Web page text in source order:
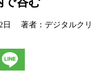
日 著者： デジタルク